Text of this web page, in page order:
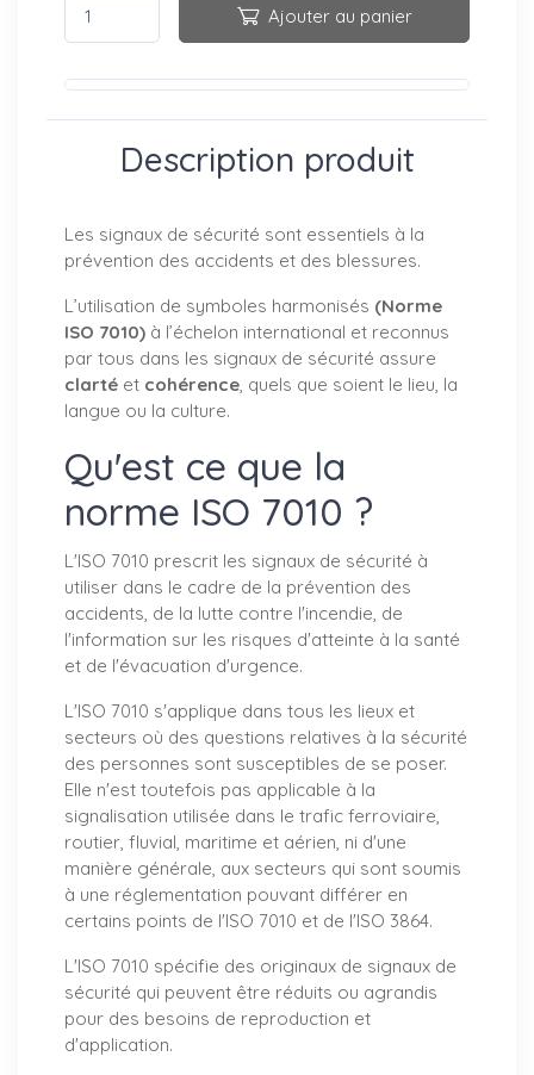
Ajouter au panier
Description produit
Les signaux de sécurité sont essentiels à la
prévention des accidents et des blessures.
L’utilisation de symboles harmonisés (Norme
ISO 7010) à l’échelon international et reconnus
par tous dans les signaux de sécurité assure
clarté et cohérence, quels que soient le lieu, la
langue ou la culture.
Qu'est ce que la
norme ISO 7010 ?
L'ISO 7010 prescrit les signaux de sécurité à
utiliser dans le cadre de la prévention des
accidents, de la lutte contre l'incendie, de
l'information sur les risques d'atteinte à la santé
et de l'évacuation d'urgence.
L'ISO 7010 s'applique dans tous les lieux et
secteurs où des questions relatives à la sécurité
des personnes sont susceptibles de se poser.
Elle n'est toutefois pas applicable à la
signalisation utilisée dans le trafic ferroviaire,
routier, fluvial, maritime et aérien, ni d'une
manière générale, aux secteurs qui sont soumis
à une réglementation pouvant différer en
certains points de l'ISO 7010 et de l'ISO 3864.
L'ISO 7010 spécifie des originaux de signaux de
sécurité qui peuvent être réduits ou agrandis
pour des besoins de reproduction et
d'application.